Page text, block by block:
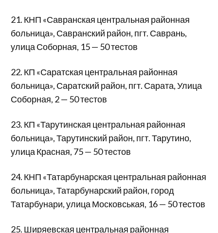
21. КНП «Савранская центральная районная
больница», Савранский район, пгт. Саврань,
улица Соборная, 15 — 50 тестов
22. КП «Саратская центральная районная
больница», Саратский район, пгт. Сарата, Улица
Соборная, 2 — 50 тестов
23. КП «Тарутинская центральная районная
больница», Тарутинский район, пгт. Тарутино,
улица Красная, 75 — 50 тестов
24. КНП «Татарбунарская центральная районная
больница», Татарбунарский район, город
Татарбунари, улица Московськая, 16 — 50 тестов
25. Ширяевская центральная районная